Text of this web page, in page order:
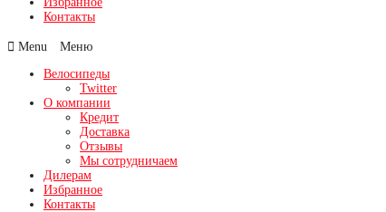
Контакты
Menu
Велосипеды
Twitter
О компании
Кредит
Доставка
Отзывы
Мы сотрудничаем
Дилерам
Избранное
Контакты